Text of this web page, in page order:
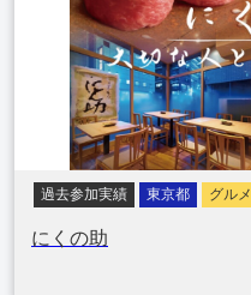
過去参加実績 東京都 グルメ
にくの助